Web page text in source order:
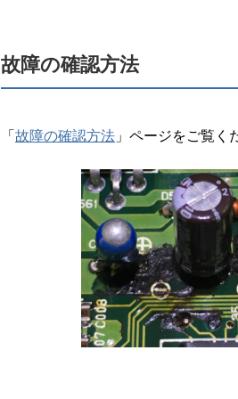
故障の確認方法
「 故障の確認方法 」ページをご覧く